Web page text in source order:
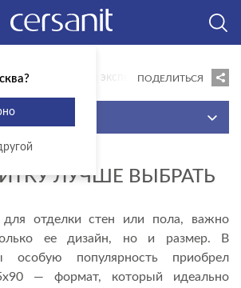
Советы эксперта Какую
ПОДЕЛИТЬСЯ
ЛУЧШЕ ВЫБРАТЬ
для отделки стен или пола, важно
ее дизайн, но и размер. В
особую популярность приобрел
— формат, который идеально